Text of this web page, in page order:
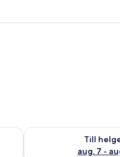
aug. 7 - aug. 8
Till
aug. 7 -
Kontrollera